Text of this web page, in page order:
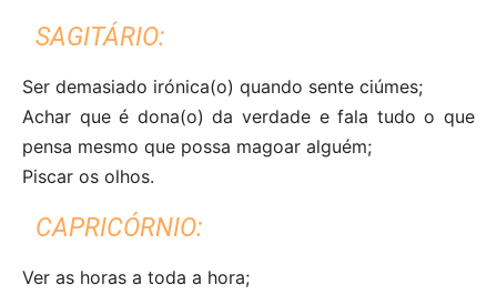
SAGITÁRIO:
Ser demasiado irónica(o) quando sente ciúmes;
Achar que é dona(o) da verdade e fala tudo o que
pensa mesmo que possa magoar alguém;
Piscar os olhos.
CAPRICÓRNIO:
Ver as horas a toda a hora;